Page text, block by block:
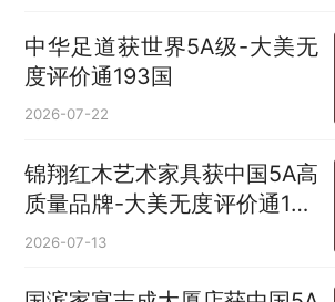
中华足道获世界5A级-大美无
度评价通193国
2026-07-22
锦翔红木艺术家具获中国5A高
质量品牌-大美无度评价通193
国
2026-07-13